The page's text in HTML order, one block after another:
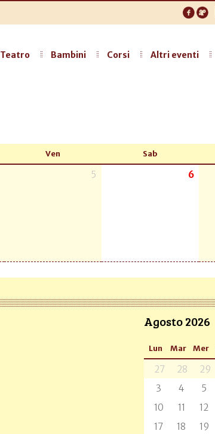
Teatro Bambini Corsi Altri eventi
Ven Sab
5 6
Agosto 2026
Lun Mar Mer
27 28 29
3
4 5
10
11 12
17
18 19